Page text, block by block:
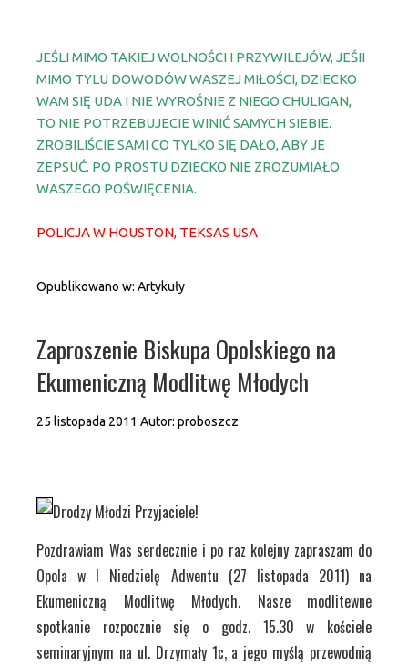
JEŚLI MIMO TAKIEJ WOLNOŚCI I PRZYWILEJÓW, JEŚII
MIMO TYLU DOWODÓW WASZEJ MIŁOŚCI, DZIECKO
WAM SIĘ UDA I NIE WYROŚNIE Z NIEGO CHULIGAN,
TO NIE POTRZEBUJECIE WINIĆ SAMYCH SIEBIE.
ZROBILIŚCIE SAMI CO TYLKO SIĘ DAŁO, ABY JE
ZEPSUĆ. PO PROSTU DZIECKO NIE ZROZUMIAŁO
WASZEGO POŚWIĘCENIA.
POLICJA W HOUSTON, TEKSAS USA
Opublikowano w: Artykuły
Zaproszenie Biskupa Opolskiego na
Ekumeniczną Modlitwę Młodych
25 listopada 2011 Autor: proboszcz
Drodzy Młodzi Przyjaciele!
Pozdrawiam Was serdecznie i po raz kolejny zapraszam do
Opola w I Niedzielę Adwentu (27 listopada 2011) na
Ekumeniczną Modlitwę Młodych. Nasze modlitewne
spotkanie rozpocznie się o godz. 15.30 w kościele
seminaryjnym na ul. Drzymały 1c, a jego myślą przewodnią